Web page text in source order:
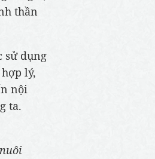
thần
sử dụng
lý,
nội
ta.